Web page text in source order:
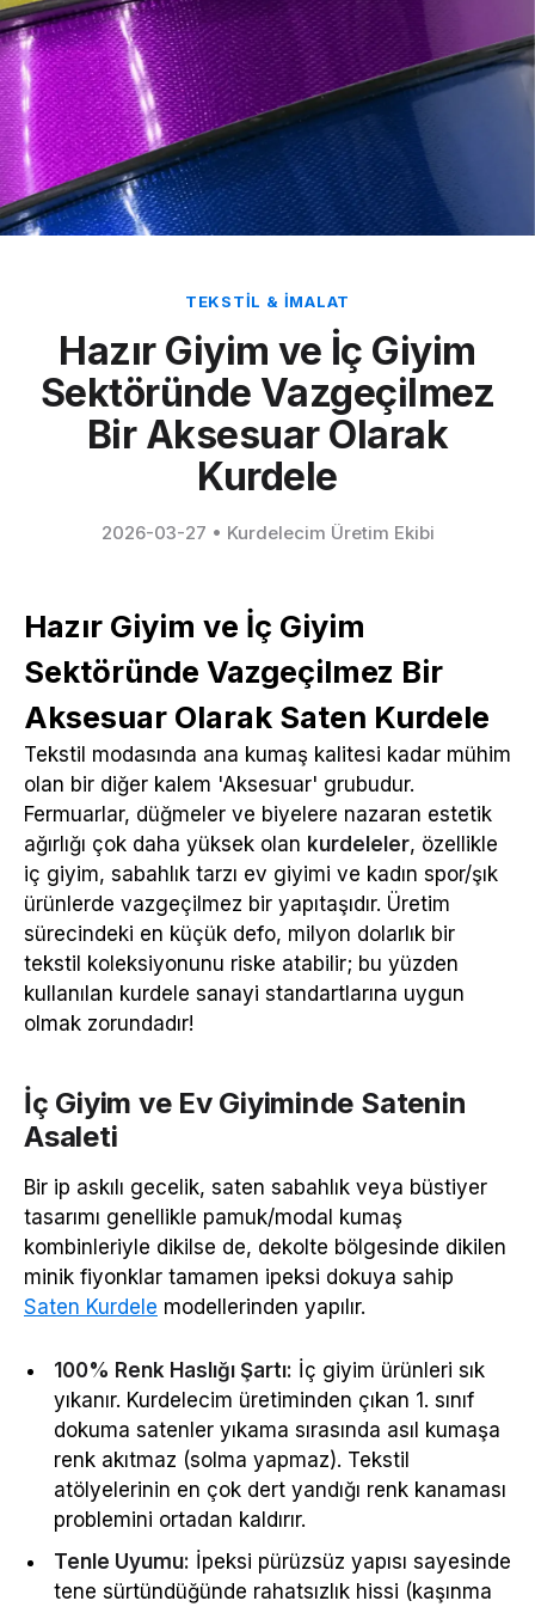
TEKSTIL & İMALAT
Hazır Giyim ve İç Giyim
Sektöründe Vazgeçilmez
Bir Aksesuar Olarak
Kurdele
2026-03-27 • Kurdelecim Üretim Ekibi
Hazır Giyim ve İç Giyim
Sektöründe Vazgeçilmez Bir
Aksesuar Olarak Saten Kurdele
Tekstil modasında ana kumaş kalitesi kadar mühim
olan bir diğer kalem 'Aksesuar' grubudur.
Fermuarlar, düğmeler ve biyelere nazaran estetik
ağırlığı çok daha yüksek olan kurdeleler, özellikle
iç giyim, sabahlık tarzı ev giyimi ve kadın spor/şık
ürünlerde vazgeçilmez bir yapıtaşıdır. Üretim
sürecindeki en küçük defo, milyon dolarlık bir
tekstil koleksiyonunu riske atabilir; bu yüzden
kullanılan kurdele sanayi standartlarına uygun
olmak zorundadır!
İç Giyim ve Ev Giyiminde Satenin
Asaleti
Bir ip askılı gecelik, saten sabahlık veya büstiyer
tasarımı genellikle pamuk/modal kumaş
kombinleriyle dikilse de, dekolte bölgesinde dikilen
minik fiyonklar tamamen ipeksi dokuya sahip
Saten Kurdele modellerinden yapılır.
100% Renk Haslığı Şartı: İç giyim ürünleri sık
yıkanır. Kurdelecim üretiminden çıkan 1. sınıf
dokuma satenler yıkama sırasında asıl kumaşa
renk akıtmaz (solma yapmaz). Tekstil
atölyelerinin en çok dert yandığı renk kanaması
problemini ortadan kaldırır.
Tenle Uyumu: İpeksi pürüzsüz yapısı sayesinde
tene sürtündüğünde rahatsızlık hissi (kaşınma